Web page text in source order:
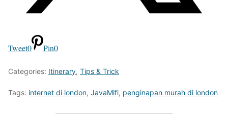
Tweet0 Pin0
Categories: Itinerary, Tips & Trick
Tags: internet di london, JavaMifi, penginapan murah di london